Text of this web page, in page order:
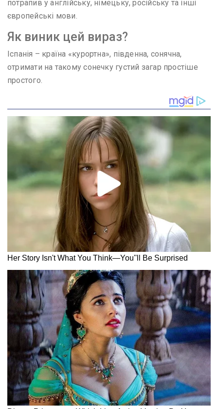
потрапив у англійську, німецьку, російську та інші
європейські мови.
Як виник цей вираз?
Іспанія – країна «курортна», південна, сонячна,
отримати на такому сонечку густий загар простіше
простого.